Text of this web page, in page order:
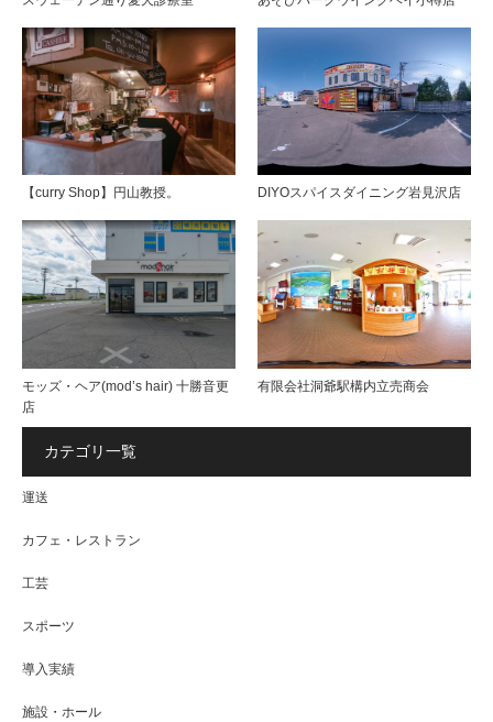
【curry Shop】円山教授。 DIYOスパイスダイニング岩見沢店
モッズ・ヘア(mod’s hair) 十勝音更
店
有限会社洞爺駅構内立売商会
カテゴリ一覧
運送
カフェ・レストラン
工芸
スポーツ
導入実績
施設・ホール